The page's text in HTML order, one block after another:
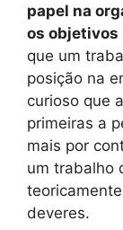
papel na
os objetivos
que um
posição na
curioso que
primeiras a
mais por
um trabalho
deveres.